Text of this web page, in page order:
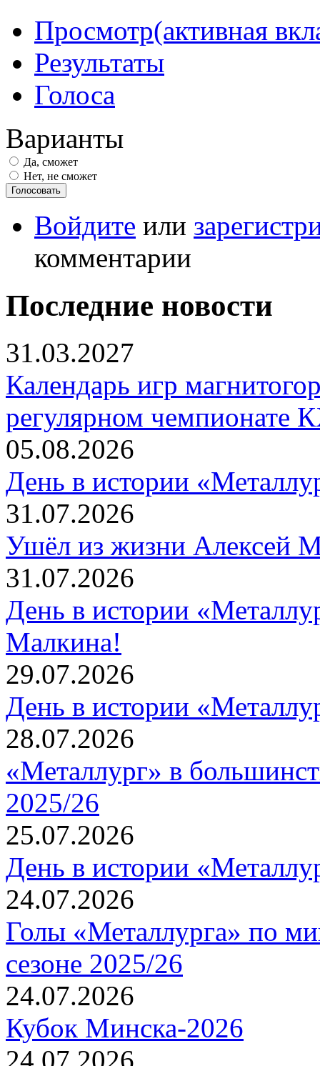
Просмотр(активная
Результаты
Голоса
Варианты
Да, сможет
Нет, не сможет
Войдите или
комментарии
Последние новости
31.03.2027
Календарь игр
регулярном чемпионате
05.08.2026
День в истории
31.07.2026
Ушёл из жизни Алексей
31.07.2026
День в истории
Малкина!
29.07.2026
День в истории
28.07.2026
«Металлург» в
2025/26
25.07.2026
День в истории
24.07.2026
Голы «Металлурга» по
сезоне 2025/26
24.07.2026
Кубок Минска-2026